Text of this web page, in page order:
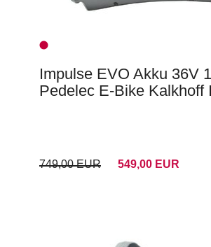
Impulse EVO Akku 36V
Pedelec E-Bike Kalkhoff
749,00 EUR 549,00 EUR